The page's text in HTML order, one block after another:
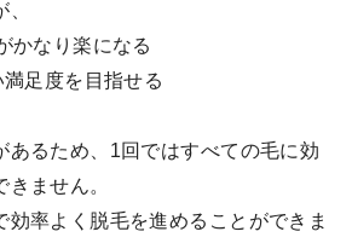
かなり楽になる
足度を目指せる
あるため、1回ではすべての毛に効
ません。
効率よく脱毛を進めることができま